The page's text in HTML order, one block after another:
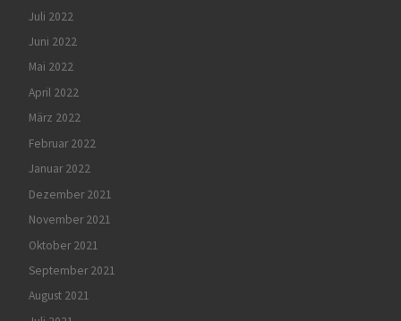
Juli 2022
Juni 2022
Mai 2022
April 2022
März 2022
Februar 2022
Januar 2022
Dezember 2021
November 2021
Oktober 2021
September 2021
August 2021